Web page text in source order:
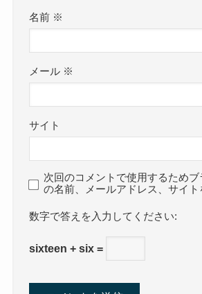
名前 ※
メール ※
サイト
次回のコメントで使用するため
の名前、メールアドレス、サイト
数字で答えを入力してください:
sixteen + six =